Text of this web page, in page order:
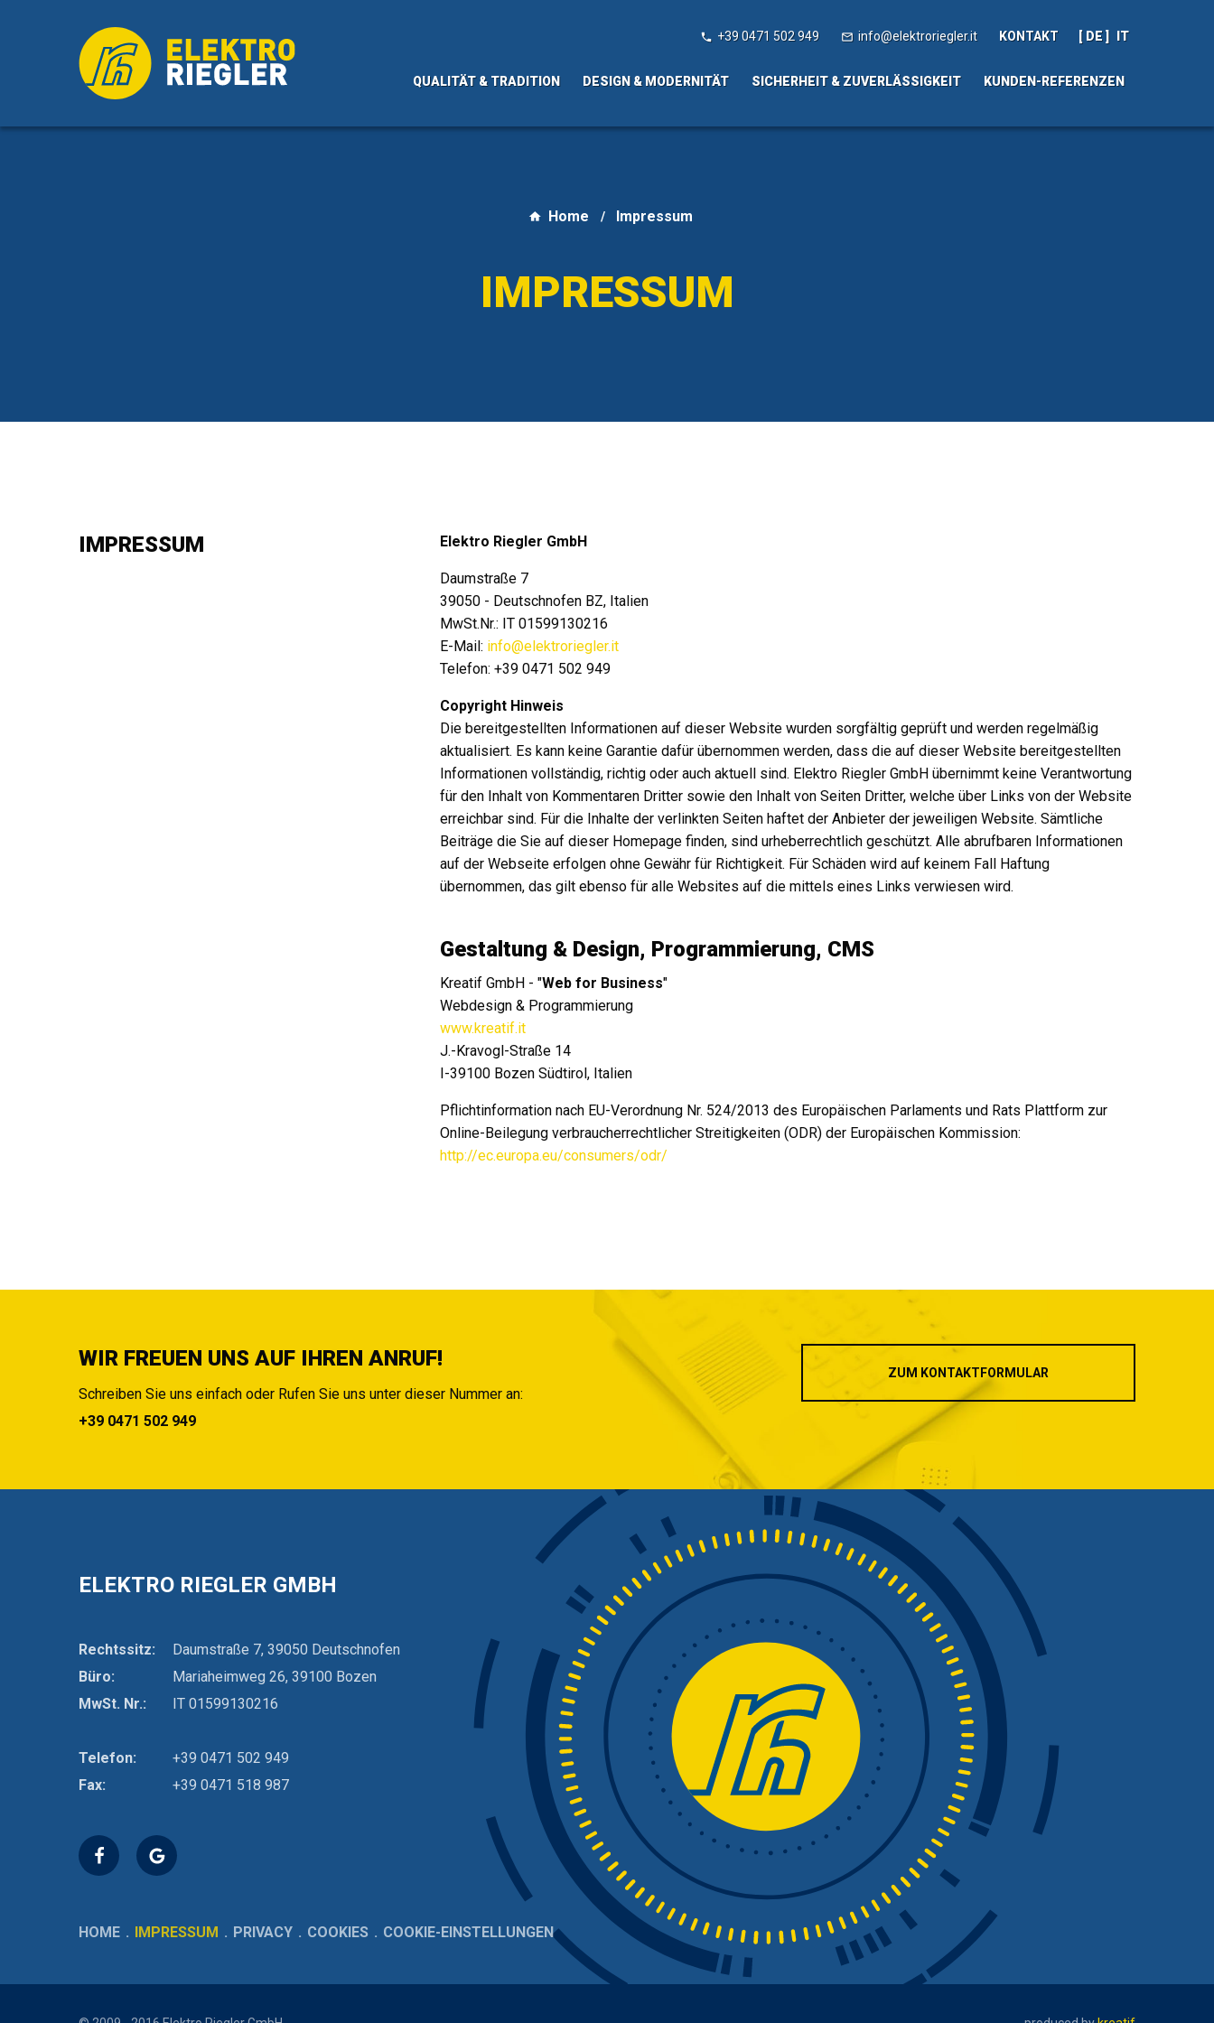
DE IT
 +39 0471 502 949  info@elektroriegler.it KONTAKT
QUALITÄT & TRADITION DESIGN & MODERNITÄT SICHERHEIT & ZUVERLÄSSIGKEIT KUNDEN-REFERENZEN
Home Impressum
IMPRESSUM
IMPRESSUM Elektro Riegler GmbH
Daumstraße 7
39050 - Deutschnofen BZ, Italien
MwSt.Nr.: IT 01599130216
E-Mail: info@elektroriegler.it
Telefon: +39 0471 502 949
Copyright Hinweis
Die bereitgestellten Informationen auf dieser Website wurden sorgfältig geprüft und werden regelmäßig
aktualisiert. Es kann keine Garantie dafür übernommen werden, dass die auf dieser Website bereitgestellten
Informationen vollständig, richtig oder auch aktuell sind. Elektro Riegler GmbH übernimmt keine Verantwortung
für den Inhalt von Kommentaren Dritter sowie den Inhalt von Seiten Dritter, welche über Links von der Website
erreichbar sind. Für die Inhalte der verlinkten Seiten haftet der Anbieter der jeweiligen Website. Sämtliche
Beiträge die Sie auf dieser Homepage finden, sind urheberrechtlich geschützt. Alle abrufbaren Informationen
auf der Webseite erfolgen ohne Gewähr für Richtigkeit. Für Schäden wird auf keinem Fall Haftung
übernommen, das gilt ebenso für alle Websites auf die mittels eines Links verwiesen wird.
Gestaltung & Design, Programmierung, CMS
Kreatif GmbH - "Web for Business"
Webdesign & Programmierung
www.kreatif.it
J.-Kravogl-Straße 14
I-39100 Bozen Südtirol, Italien
Pflichtinformation nach EU-Verordnung Nr. 524/2013 des Europäischen Parlaments und Rats Plattform zur
Online-Beilegung verbraucherrechtlicher Streitigkeiten (ODR) der Europäischen Kommission:
http://ec.europa.eu/consumers/odr/
WIR FREUEN UNS AUF IHREN ANRUF!
Schreiben Sie uns einfach oder Rufen Sie uns unter dieser Nummer an:
+39 0471 502 949
ZUM KONTAKTFORMULAR
ELEKTRO RIEGLER GMBH
Rechtssitz:
Daumstraße 7, 39050 Deutschnofen
Büro:
Mariaheimweg 26, 39100 Bozen
MwSt. Nr.:
IT 01599130216
Telefon:
+39 0471 502 949
Fax:
+39 0471 518 987
HOME IMPRESSUM PRIVACY COOKIES COOKIE-EINSTELLUNGEN